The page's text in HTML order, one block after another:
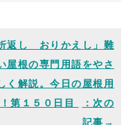
折返し おりかえし」難
屋根の専門用語をやさ
く解説。今日の屋根用
第１５０日目